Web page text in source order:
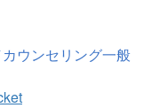
ウンセリング一般